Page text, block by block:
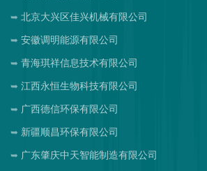
北京大兴区佳兴机械有限公司
安徽调明能源有限公司
青海琪祥信息技术有限公司
江西永恒生物科技有限公司
广西德信环保有限公司
新疆顺昌环保有限公司
广东肇庆中天智能制造有限公司